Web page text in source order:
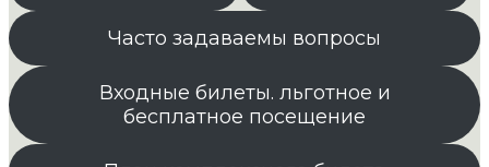
Часто задаваемы вопросы
Входные билеты. льготное и
бесплатное посещение